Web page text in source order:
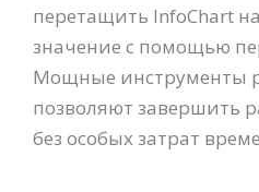
перетащить InfoChart
значение с помощью
Мощные инструменты
позволяют завершить
без особых затрат